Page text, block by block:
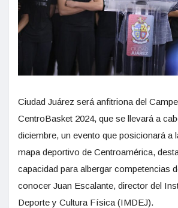
Ciudad Juárez será anfitriona del
CentroBasket 2024, que se llevará a
diciembre, un evento que posicionará a
mapa deportivo de Centroamérica,
capacidad para albergar competencias
conocer Juan Escalante, director del
Deporte y Cultura Física (IMDEJ).